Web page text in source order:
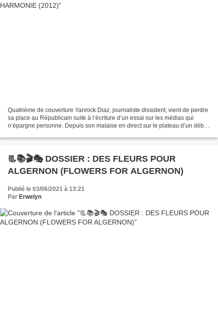
Quatrième de couverture Yannick Diaz, journaliste dissident, vient de perdre
sa place au Républicain suite à l’écriture d’un essai sur les médias qui
n’épargne personne. Depuis son malaise en direct sur le plateau d’un débat
📃📚🎬🎭 DOSSIER : DES FLEURS POUR
ALGERNON (FLOWERS FOR ALGERNON)
Publié le 03/06/2021 à 13:21
Par Erwelyn